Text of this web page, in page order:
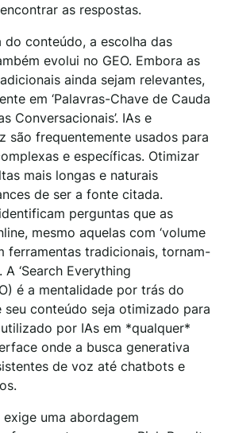
as respostas.
do conteúdo, a escolha das
evolui no GEO. Embora as
ainda sejam relevantes,
em ‘Palavras-Chave de Cauda
Conversacionais’. IAs e
são frequentemente usados para
e específicas. Otimizar
mais longas e naturais
de ser a fonte citada.
perguntas que as
mesmo aquelas com ‘volume
ferramentas tradicionais, tornam-
‘Search Everything
é a mentalidade por trás do
seu conteúdo seja otimizado para
por IAs em *qualquer*
onde a busca generativa
de voz até chatbots e
exige uma abordagem